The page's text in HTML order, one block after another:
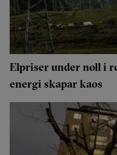
Elpriser under noll i
energi skapar kaos